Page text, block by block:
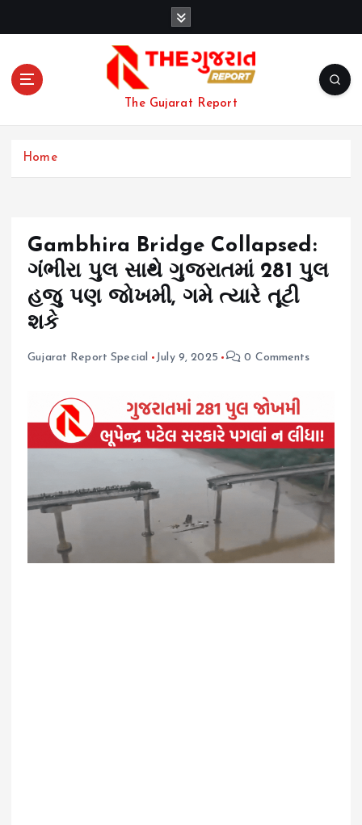
The Gujarat Report
Home
Gambhira Bridge Collapsed:
ગંભીરા પુલ સાથે ગુજરાતમાં 281 પુલ
હજુ પણ જોખમી, ગમે ત્યારે તૂટી
શકે
Gujarat Report Special July 9, 2025 0 Comments